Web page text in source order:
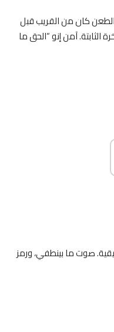
كان من القريب قبل
آمن إنو “الحق ما
صوت ما بينطفي، ورمز